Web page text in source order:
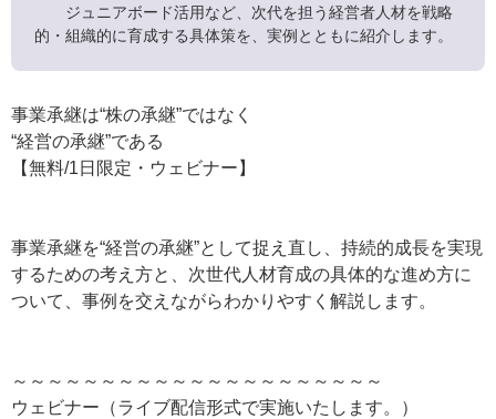
ジュニアボード活用など、次代を担う経営者人材を戦略
的・組織的に育成する具体策を、実例とともに紹介します。
事業承継は“株の承継”ではなく
“経営の承継”である
【無料/1日限定・ウェビナー】
事業承継を“経営の承継”として捉え直し、持続的成長を実現
するための考え方と、次世代人材育成の具体的な進め方に
ついて、事例を交えながらわかりやすく解説します。
～～～～～～～～～～～～～～～～～～～～～
ウェビナー（ライブ配信形式で実施いたします。）